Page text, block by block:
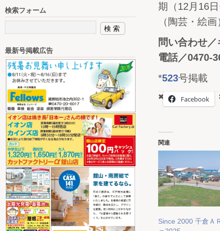
期（12月16
（陶芸・絵
問い合わせ
電話／0470-
*523号掲載
Facebook
関連
Since 2000 千倉Ａ
検索フォーム
最新号掲載広告